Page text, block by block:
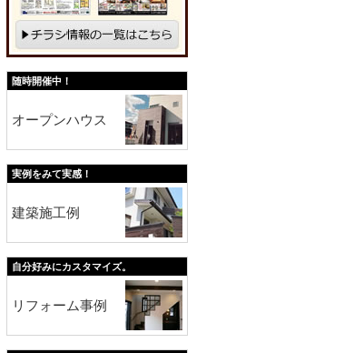
随時開催中！
オープンハウス
実例をみて実感！
建築施工例
自分好みにカスタマイズ。
リフォーム事例